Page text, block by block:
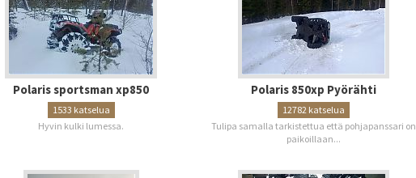
Polaris sportsman xp850
1533 katselua
Hyvin kulki lumessa.
Polaris 850xp Pyörähti
12782 katselua
Tulipa samalla tarkistettua että pohjapanssari on
paikoillaan...